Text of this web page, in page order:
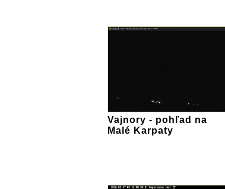
Vajnory - pohľad na
Malé Karpaty